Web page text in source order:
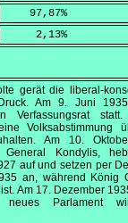
    97,87
%
     2,13
%
gerät die liberal-
Am9. Juni 1935
Verfassungsrat statt.
Volksabstimmung
Am 10.
Kondylis,
auf und setzen per
an, während König
Am 17. Dezember
neues Parlament